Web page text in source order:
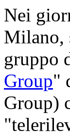
Nei
Milano,
gruppo
Group"
Group)